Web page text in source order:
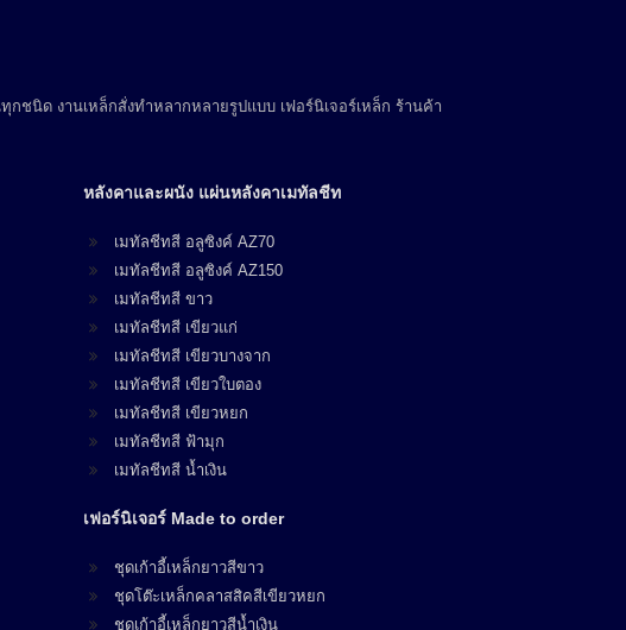
ชนิด งานเหล็กสั่งทำหลากหลายรูปแบบ เฟอร์นิเจอร์เหล็ก ร้านค้า
หลังคาและผนัง แผ่นหลังคาเมทัลชีท
เมทัลชีทสี อลูซิงค์ AZ70
เมทัลชีทสี อลูซิงค์ AZ150
เมทัลชีทสี ขาว
เมทัลชีทสี เขียวแก่
เมทัลชีทสี เขียวบางจาก
เมทัลชีทสี เขียวใบตอง
เมทัลชีทสี เขียวหยก
เมทัลชีทสี ฟ้ามุก
เมทัลชีทสี น้ำเงิน
เฟอร์นิเจอร์ Made to order
ชุดเก้าอี้เหล็กยาวสีขาว
ชุดโต๊ะเหล็กคลาสสิคสีเขียวหยก
ชุดเก้าอี้เหล็กยาวสีน้ำเงิน